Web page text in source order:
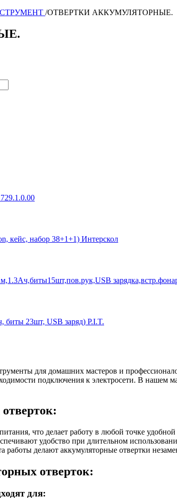
/ОТВЕРТКИ АККУМУЛЯТОРНЫЕ.
кейс, набор 38+1+1) Интерскол
биты 23шт, USB заряд) P.I.T.
для домашних мастеров и
подключения к электросети. В
что делает работу в любой точке
удобство при длительном
работы делают аккумуляторные отвертки
отверток:
для: